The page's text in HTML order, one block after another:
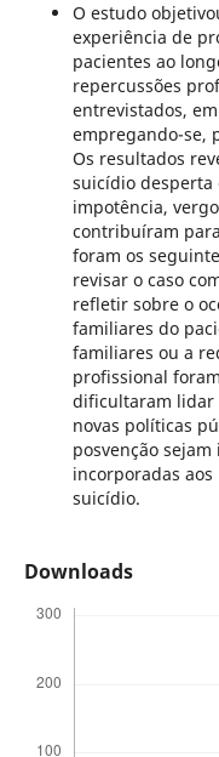
O estudo
experiência de
pacientes ao
repercussões
entrevistados,
empregando-se,
Os resultados
suicídio desperta
impotência,
contribuíram
foram os
revisar o caso
refletir sobre o
familiares do
familiares ou a
profissional
dificultaram lidar
novas políticas
posvenção
incorporadas
suicídio.
Downloads